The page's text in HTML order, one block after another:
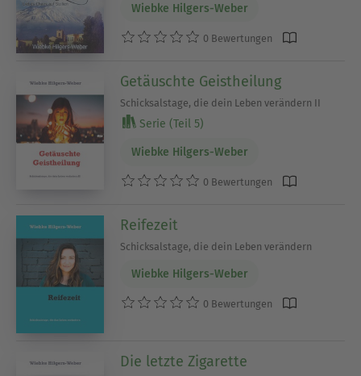
Wiebke Hilgers-Weber
0 Bewertungen
Getäuschte Geistheilung
Schicksalstage, die dein Leben verändern II
Serie (Teil 5)
Wiebke Hilgers-Weber
0 Bewertungen
Reifezeit
Schicksalstage, die dein Leben verändern
Wiebke Hilgers-Weber
0 Bewertungen
Die letzte Zigarette